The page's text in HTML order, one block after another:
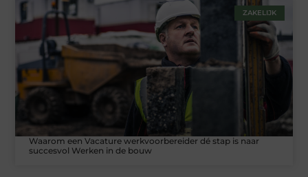
ZAKELIJK
Waarom een Vacature werkvoorbereider dé stap is naar
succesvol Werken in de bouw